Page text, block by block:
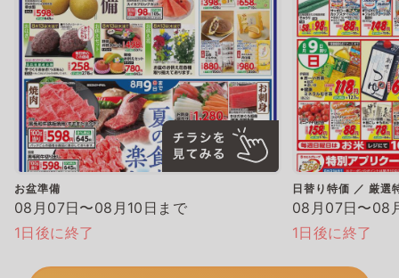
お盆準備
08月07日〜08月10日まで
1日後に終了
日替り特価 ／ 厳選
08月07日〜08
1日後に終了